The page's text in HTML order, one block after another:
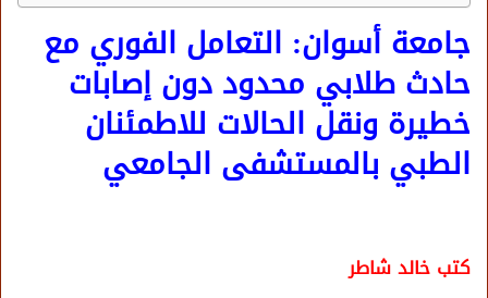
جامعة أسوان: التعامل الفوري مع
حادث طلابي محدود دون إصابات
خطيرة ونقل الحالات للاطمئنان
الطبي بالمستشفى الجامعي
كتب خالد شاطر